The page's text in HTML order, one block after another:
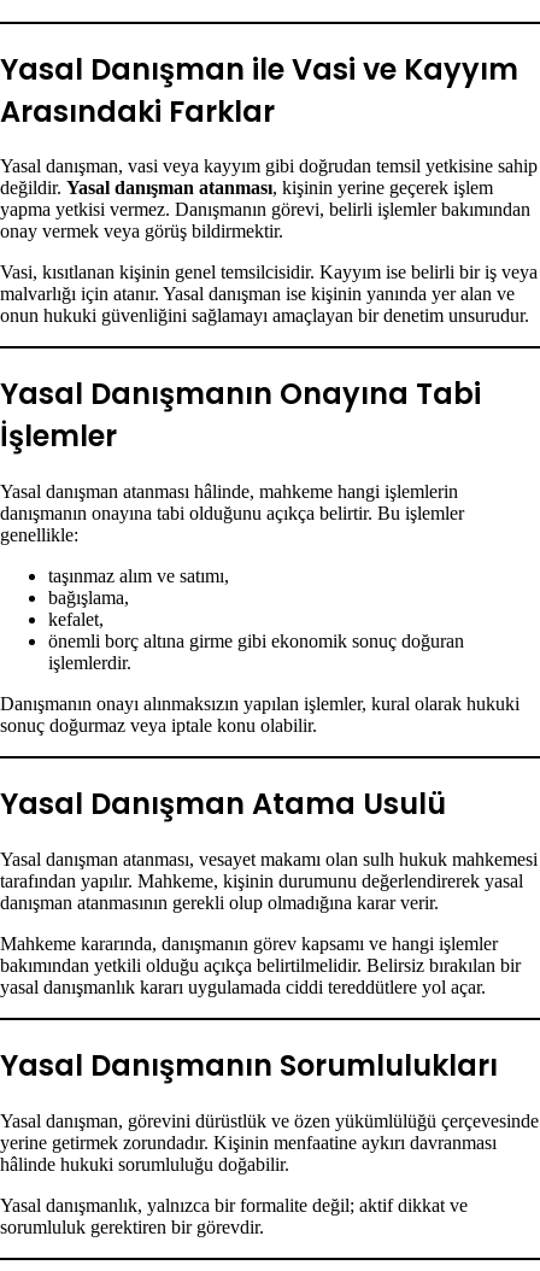
Yasal Danışman ile Vasi ve Kayyım
Arasındaki Farklar
Yasal danışman, vasi veya kayyım gibi doğrudan temsil yetkisine sahip
değildir. Yasal danışman atanması, kişinin yerine geçerek işlem
yapma yetkisi vermez. Danışmanın görevi, belirli işlemler bakımından
onay vermek veya görüş bildirmektir.
Vasi, kısıtlanan kişinin genel temsilcisidir. Kayyım ise belirli bir iş veya
malvarlığı için atanır. Yasal danışman ise kişinin yanında yer alan ve
onun hukuki güvenliğini sağlamayı amaçlayan bir denetim unsurudur.
Yasal Danışmanın Onayına Tabi
İşlemler
Yasal danışman atanması hâlinde, mahkeme hangi işlemlerin
danışmanın onayına tabi olduğunu açıkça belirtir. Bu işlemler
genellikle:
taşınmaz alım ve satımı,
bağışlama,
kefalet,
önemli borç altına girme gibi ekonomik sonuç doğuran
işlemlerdir.
Danışmanın onayı alınmaksızın yapılan işlemler, kural olarak hukuki
sonuç doğurmaz veya iptale konu olabilir.
Yasal Danışman Atama Usulü
Yasal danışman atanması, vesayet makamı olan sulh hukuk mahkemesi
tarafından yapılır. Mahkeme, kişinin durumunu değerlendirerek yasal
danışman atanmasının gerekli olup olmadığına karar verir.
Mahkeme kararında, danışmanın görev kapsamı ve hangi işlemler
bakımından yetkili olduğu açıkça belirtilmelidir. Belirsiz bırakılan bir
yasal danışmanlık kararı uygulamada ciddi tereddütlere yol açar.
Yasal Danışmanın Sorumlulukları
Yasal danışman, görevini dürüstlük ve özen yükümlülüğü çerçevesinde
yerine getirmek zorundadır. Kişinin menfaatine aykırı davranması
hâlinde hukuki sorumluluğu doğabilir.
Yasal danışmanlık, yalnızca bir formalite değil; aktif dikkat ve
sorumluluk gerektiren bir görevdir.